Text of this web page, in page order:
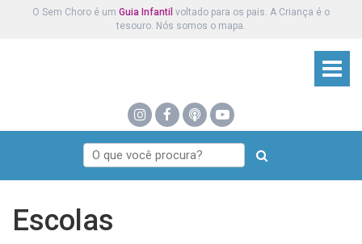
O Sem Choro é um Guia Infantil voltado para os pais. A Criança é o
tesouro. Nós somos o mapa.
Escolas